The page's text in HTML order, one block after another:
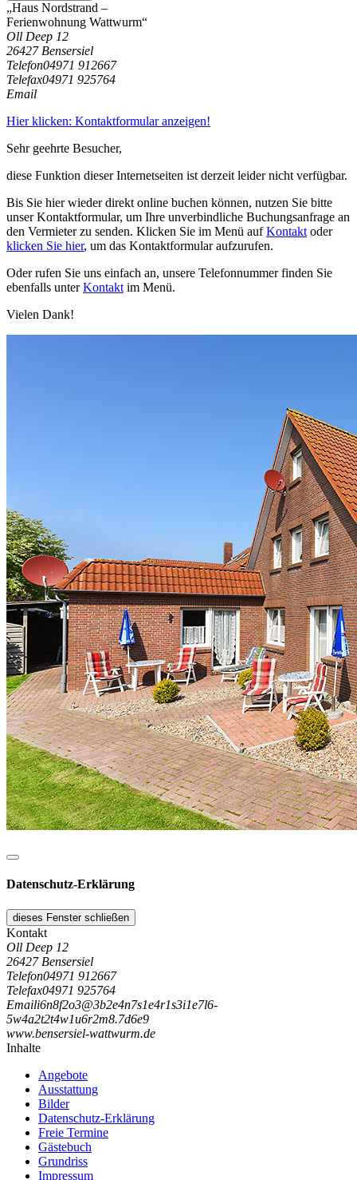
„Haus Nordstrand –
Ferienwohnung Wattwurm“
Oll Deep 12
26427 Bensersiel
Telefon04971 912667
Telefax04971 925764
Email
Hier klicken: Kontaktformular anzeigen!
Sehr geehrte Besucher,
diese Funktion dieser Internetseiten ist derzeit leider nicht verfügbar.
Bis Sie hier wieder direkt online buchen können, nutzen Sie bitte
unser Kontaktformular, um Ihre unverbindliche Buchungsanfrage an
den Vermieter zu senden. Klicken Sie im Menü aufKontakt oder
klicken Sie hier, um das Kontaktformular aufzurufen.
Oder rufen Sie uns einfach an, unsere Telefonnummer finden Sie
ebenfalls unterKontakt im Menü.
Vielen Dank!
Datenschutz-Erklärung
dieses Fenster schließen
Kontakt
Oll Deep 12
26427 Bensersiel
Telefon04971 912667
Telefax04971 925764
Emaili6n8f2o3@3b2e4n7s1e4r1s3i1e7l6-
5w4a2t2t4w1u6r2m8.7d6e9
www.bensersiel-wattwurm.de
Inhalte
Angebote
Ausstattung
Bilder
Datenschutz-Erklärung
Freie Termine
Gästebuch
Grundriss
Impressum